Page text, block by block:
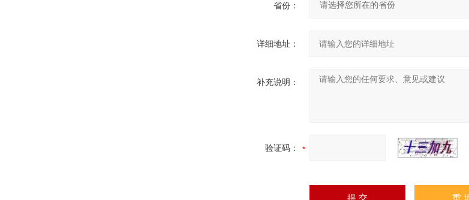
省份：
详细地址：
补充说明：
验证码：